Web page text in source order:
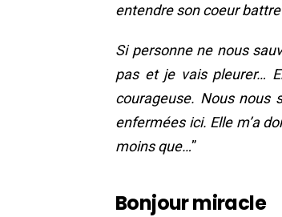
entendre son coeur
Si personne ne nous
pas et je vais pleurer…
courageuse. Nous nous
enfermées ici. Elle m’a
moins que…”
Bonjour miracle